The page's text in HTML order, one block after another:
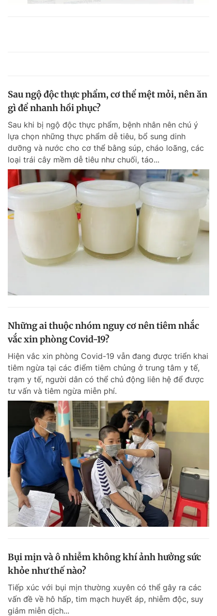
Sau ngộ độc thực phẩm, cơ thể mệt mỏi, nên ăn
gì để nhanh hồi phục?
Sau khi bị ngộ độc thực phẩm, bệnh nhân nên chú ý
lựa chọn những thực phẩm dễ tiêu, bổ sung dinh
dưỡng và nước cho cơ thể bằng súp, cháo loãng, các
loại trái cây mềm dễ tiêu như chuối, táo...
Những ai thuộc nhóm nguy cơ nên tiêm nhắc
vắc xin phòng Covid-19?
Hiện vắc xin phòng Covid-19 vẫn đang được triển khai
tiêm ngừa tại các điểm tiêm chủng ở trung tâm y tế,
trạm y tế, người dân có thể chủ động liên hệ để được
tư vấn và tiêm ngừa miễn phí.
Bụi mịn và ô nhiễm không khí ảnh hưởng sức
khỏe như thế nào?
Tiếp xúc với bụi mịn thường xuyên có thể gây ra các
vấn đề về hô hấp, tim mạch huyết áp, nhiễm độc, suy
giảm miễn dịch...